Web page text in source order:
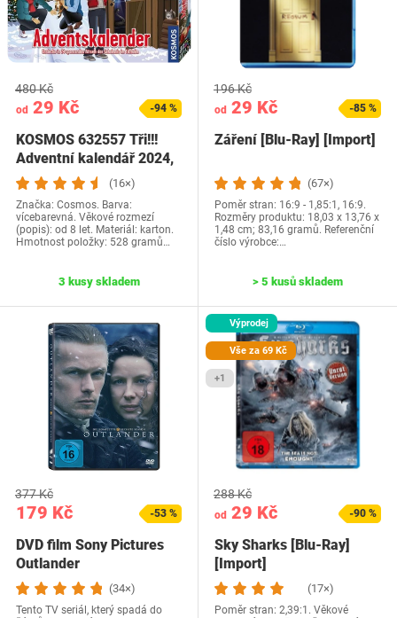
od 29 Kč
480 Kč
-94 %
KOSMOS 632557 Tři!!!
Adventní kalendář 2024,
objevte…
(16×)
Značka: Cosmos. Barva:
vícebarevná. Věkové rozmezí
(popis): od 8 let. Materiál: karton.
Hmotnost položky: 528 gramů…
3 kusy skladem
od 29 Kč
196 Kč
-85 %
Záření [Blu-Ray] [Import]
(67×)
Poměr stran: 16:9 - 1,85:1, 16:9.
Rozměry produktu: 18,03 x 13,76 x
1,48 cm; 83,16 gramů. Referenční
číslo výrobce:…
> 5 kusů skladem
179 Kč
377 Kč
-53 %
DVD film Sony Pictures
Outlander
(34×)
Tento TV seriál, který spadá do
Výprodej
Vše za 69 Kč
+1
od 29 Kč
288 Kč
-90 %
Sky Sharks [Blu-Ray]
[Import]
(17×)
Poměr stran: 2,39:1. Věkové